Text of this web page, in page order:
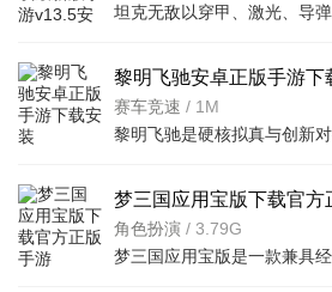
黎明飞驰安卓正版手游下
v0.1.105836官方版
赛车竞速 / 1M
梦三国应用宝版下载官方
v6.3.52安卓版
角色扮演 / 3.79G